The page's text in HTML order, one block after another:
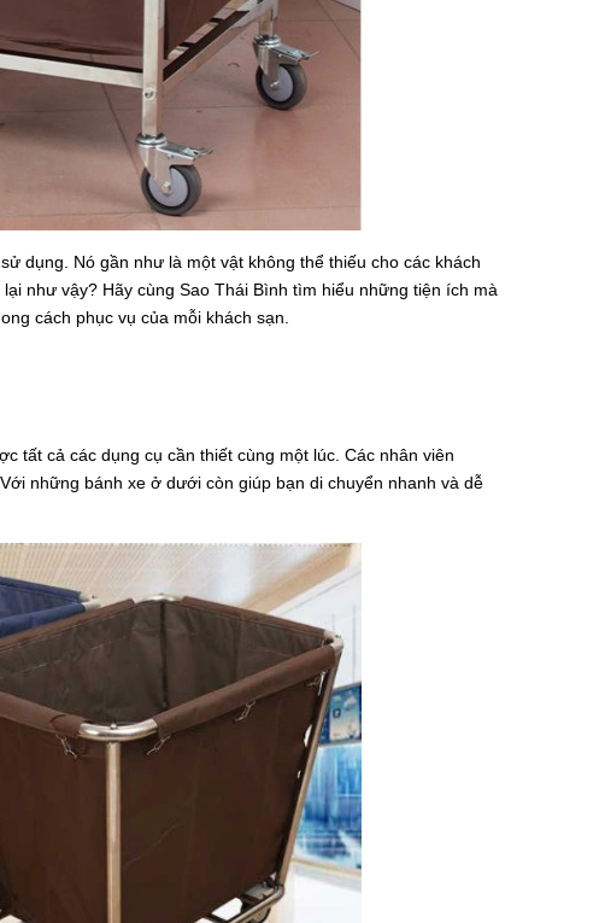
dụng. Nó gần như là một vật không thể thiếu cho các khách
như vậy? Hãy cùng Sao Thái Bình tìm hiểu những tiện ích mà
cách phục vụ của mỗi khách sạn.
tất cả các dụng cụ cần thiết cùng một lúc. Các nhân viên
những bánh xe ở dưới còn giúp bạn di chuyển nhanh và dễ